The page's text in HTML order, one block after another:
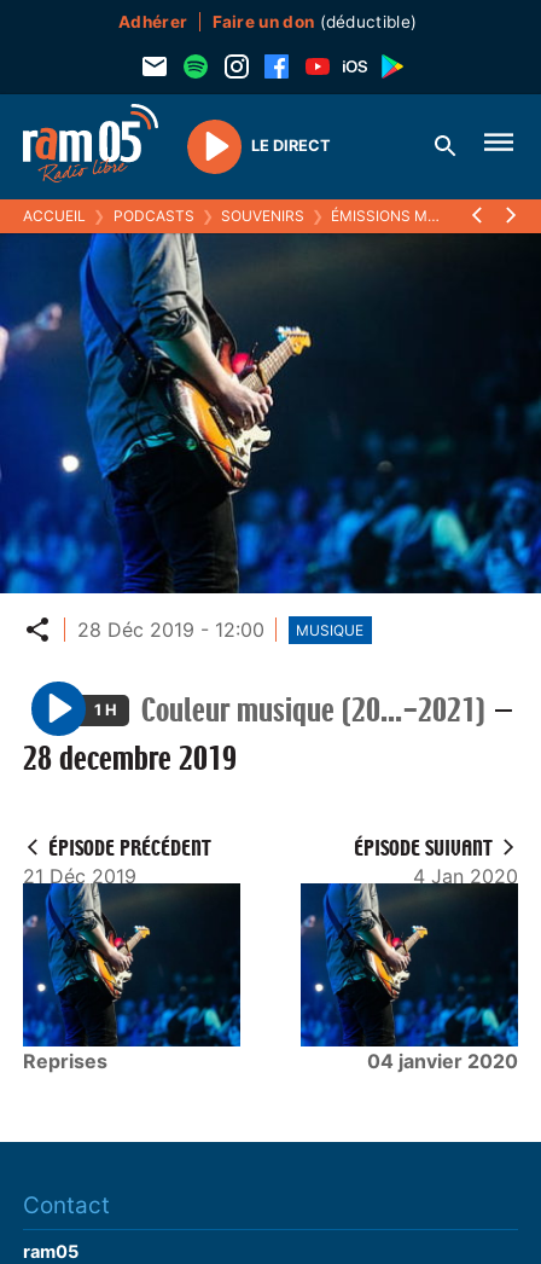
Adhérer Faire un don (déductible)
Play
LE DIRECT
ACCUEIL ❯ PODCASTS ❯ SOUVENIRS ❯ ÉMISSIONS MUSICALES (SOUVENIRS)
Partager
28 Déc 2019 - 12:00 MUSIQUE
P
l
1 H Couleur musique (20...-2021) —
28 decembre 2019
ÉPISODE PRÉCÉDENT
21 Déc 2019
Reprises
ÉPISODE SUIVANT
4 Jan 2020
04 janvier 2020
Contact
ram05